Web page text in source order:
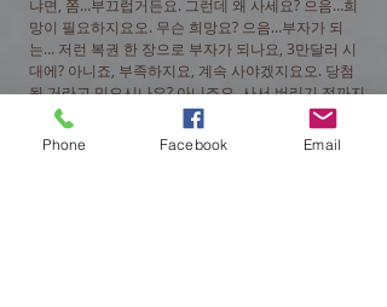
냐면, 쫌…부끄럽거든요. 그런데 왜 사세요? 으음…희
망이 필요하지요오. 무슨 희망요? 으음…부자가 되
는… 저런 복권 한 장으로 부자가 되나요, 3만달러 시
대에? 아니죠, 부족하지요, 계속 사야겠지요오. 당첨
될 거라고 믿으시나요? 아니죠오, 사서 버리기 전까지
가 겨우 그 유효기간이지요오 뭐… 아아 행운을 기다
리는 거군요? 에에이, 행운은 아무한테나 오나요, 그
냥 희망을 사는 거지요오 뭐…
Phone Facebook Email